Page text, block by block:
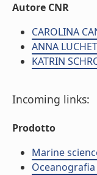
Autore CNR
CAROLINA
ANNA
KATRIN
Incoming links:
Prodotto
Marine
Oceanografia